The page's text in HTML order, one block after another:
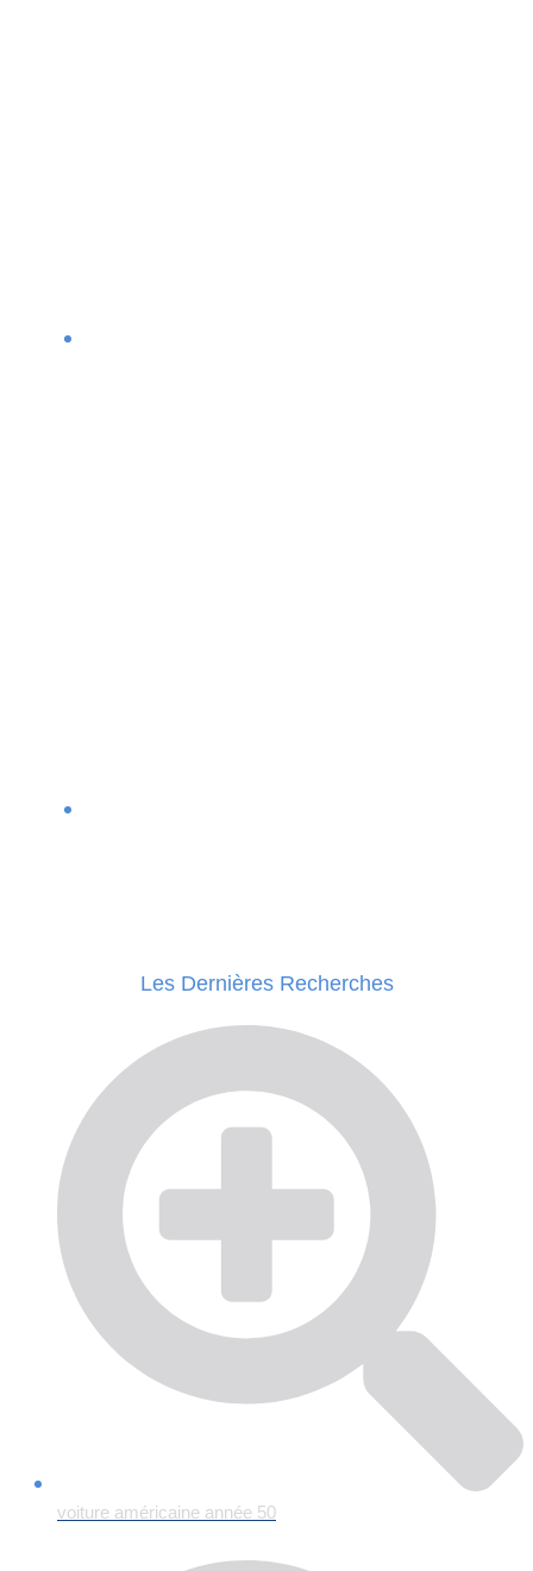
Les Dernières Recherches
voiture américaine année 50